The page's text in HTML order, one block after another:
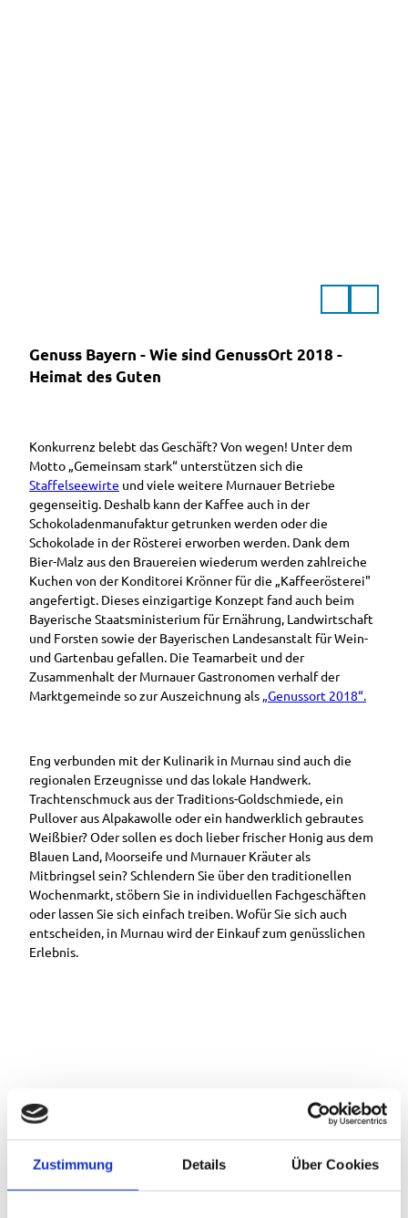
Zustimmung Details Über Cookies
Genuss Bayern - Wie sind GenussOrt 2018 -
Heimat des Guten
Konkurrenz belebt das Geschäft? Von wegen! Unter dem
Motto „Gemeinsam stark“ unterstützen sich die
Staffelseewirte und viele weitere Murnauer Betriebe
gegenseitig. Deshalb kann der Kaffee auch in der
Schokoladenmanufaktur getrunken werden oder die
Schokolade in der Rösterei erworben werden. Dank dem
Bier-Malz aus den Brauereien wiederum werden zahlreiche
Kuchen von der Konditorei Krönner für die „Kaffeerösterei"
angefertigt. Dieses einzigartige Konzept fand auch beim
Bayerische Staatsministerium für Ernährung, Landwirtschaft
und Forsten sowie der Bayerischen Landesanstalt für Wein-
und Gartenbau gefallen. Die Teamarbeit und der
Zusammenhalt der Murnauer Gastronomen verhalf der
Marktgemeinde so zur Auszeichnung als „Genussort 2018“.
Eng verbunden mit der Kulinarik in Murnau sind auch die
regionalen Erzeugnisse und das lokale Handwerk.
Trachtenschmuck aus der Traditions-Goldschmiede, ein
Pullover aus Alpakawolle oder ein handwerklich gebrautes
Weißbier? Oder sollen es doch lieber frischer Honig aus dem
Blauen Land, Moorseife und Murnauer Kräuter als
Mitbringsel sein? Schlendern Sie über den traditionellen
Wochenmarkt, stöbern Sie in individuellen Fachgeschäften
oder lassen Sie sich einfach treiben. Wofür Sie sich auch
entscheiden, in Murnau wird der Einkauf zum genüsslichen
Erlebnis.